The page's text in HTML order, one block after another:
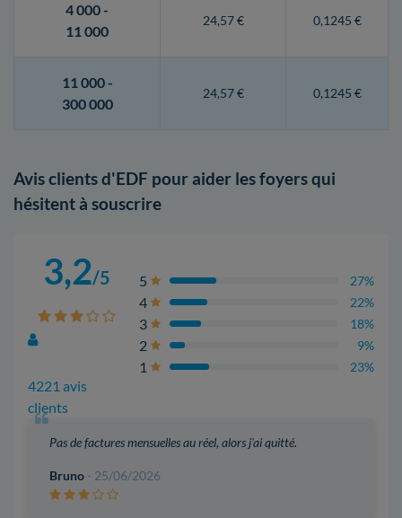
4 000 -
11 000
24,57 € 0,1245 €
11 000 -
300 000
24,57 € 0,1245 €
Avis clients d'EDF pour aider les foyers qui
hésitent à souscrire
3,2/5
4221 avis
clients
5 27%
4 22%
3 18%
2 9%
1 23%
Pas de factures mensuelles au réel, alors j'ai quitté.
Bruno - 25/06/2026